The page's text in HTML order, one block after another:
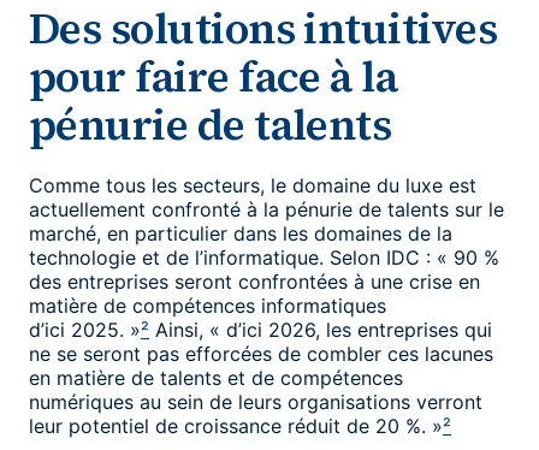
Des solutions intuitives
pour faire face à la
pénurie de talents
Comme tous les secteurs, le domaine du luxe est
actuellement confronté à la pénurie de talents sur le
marché, en particulier dans les domaines de la
technologie et de l’informatique. Selon IDC : « 90 %
des entreprises seront confrontées à une crise en
matière de compétences informatiques
d’ici 2025. »² Ainsi, « d’ici 2026, les entreprises qui
ne se seront pas efforcées de combler ces lacunes
en matière de talents et de compétences
numériques au sein de leurs organisations verront
leur potentiel de croissance réduit de 20 %. »²